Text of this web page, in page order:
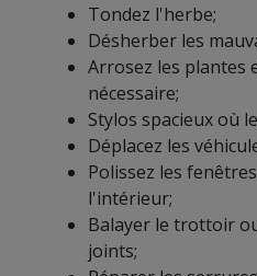
Tondez l'herbe;
Désherber les
Arrosez les plantes
nécessaire;
Stylos spacieux où
Déplacez les
Polissez les
l'intérieur;
Balayer le trottoir
joints;